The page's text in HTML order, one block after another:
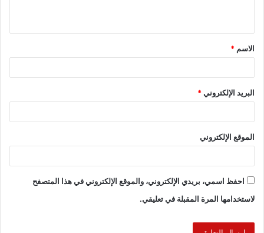
الاسم *
البريد الإلكتروني*
الموقع الإلكتروني
احفظ اسمي، بريدي الإلكتروني، والموقع الإلكتروني في هذا المتصفح
لاستخدامها المرة المقبلة في تعليقي.